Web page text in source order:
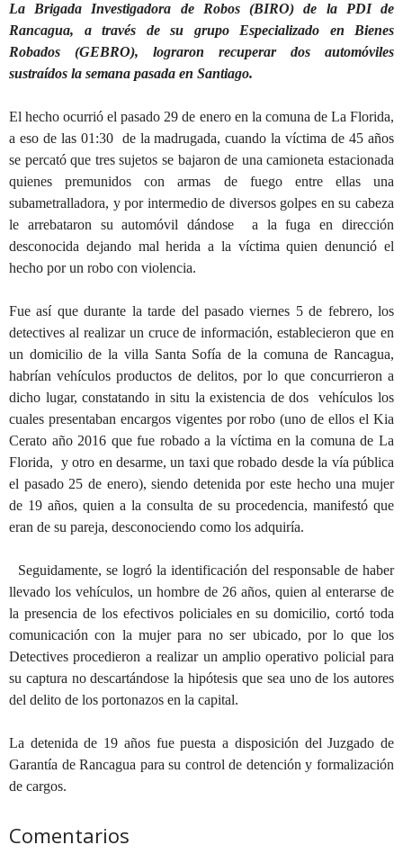
La Brigada Investigadora de Robos (BIRO) de la PDI de
Rancagua, a través de su grupo Especializado en Bienes
Robados (GEBRO), lograron recuperar dos automóviles
sustraídos la semana pasada en Santiago.
El hecho ocurrió el pasado 29 de enero en la comuna de La Florida,
a eso de las 01:30 de la madrugada, cuando la víctima de 45 años
se percató que tres sujetos se bajaron de una camioneta estacionada
quienes premunidos con armas de fuego entre ellas una
subametralladora, y por intermedio de diversos golpes en su cabeza
le arrebataron su automóvil dándose a la fuga en dirección
desconocida dejando mal herida a la víctima quien denunció el
hecho por un robo con violencia.
Fue así que durante la tarde del pasado viernes 5 de febrero, los
detectives al realizar un cruce de información, establecieron que en
un domicilio de la villa Santa Sofía de la comuna de Rancagua,
habrían vehículos productos de delitos, por lo que concurrieron a
dicho lugar, constatando in situ la existencia de dos vehículos los
cuales presentaban encargos vigentes por robo (uno de ellos el Kia
Cerato año 2016 que fue robado a la víctima en la comuna de La
Florida, y otro en desarme, un taxi que robado desde la vía pública
el pasado 25 de enero), siendo detenida por este hecho una mujer
de 19 años, quien a la consulta de su procedencia, manifestó que
eran de su pareja, desconociendo como los adquiría.
Seguidamente, se logró la identificación del responsable de haber
llevado los vehículos, un hombre de 26 años, quien al enterarse de
la presencia de los efectivos policiales en su domicilio, cortó toda
comunicación con la mujer para no ser ubicado, por lo que los
Detectives procedieron a realizar un amplio operativo policial para
su captura no descartándose la hipótesis que sea uno de los autores
del delito de los portonazos en la capital.
La detenida de 19 años fue puesta a disposición del Juzgado de
Garantía de Rancagua para su control de detención y formalización
de cargos.
Comentarios